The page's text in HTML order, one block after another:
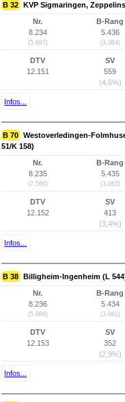
B 32 KVP Sigmaringen,
Nr.
8.234
(5.687)
B-Rang
5.436
(3.064)
DTV
12.151
SV
559
(4,6%)
Infos...
B 70 Westoverledingen-
51/K 158)
Nr.
8.235
(7.560)
B-Rang
5.435
(3.063)
DTV
12.152
SV
413
(3,4%)
Infos...
B 38 Billigheim-Ingenheim (L
Nr.
8.236
(5.886)
B-Rang
5.434
(3.062)
DTV
12.153
SV
352
(2,9%)
Infos...